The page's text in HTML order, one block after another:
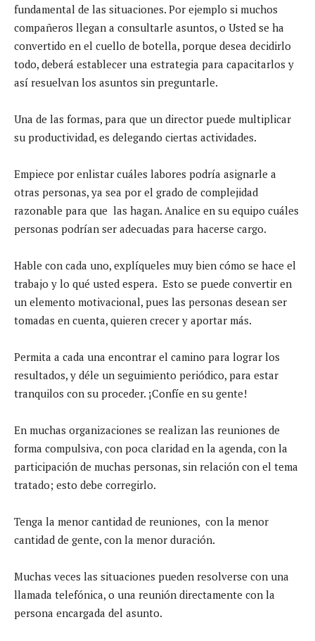
fundamental de las situaciones. Por ejemplo si muchos
compañeros llegan a consultarle asuntos, o Usted se ha
convertido en el cuello de botella, porque desea decidirlo
todo, deberá establecer una estrategia para capacitarlos y
así resuelvan los asuntos sin preguntarle.
Una de las formas, para que un director puede multiplicar
su productividad, es delegando ciertas actividades.
Empiece por enlistar cuáles labores podría asignarle a
otras personas, ya sea por el grado de complejidad
razonable para que las hagan. Analice en su equipo cuáles
personas podrían ser adecuadas para hacerse cargo.
Hable con cada uno, explíqueles muy bien cómo se hace el
trabajo y lo qué usted espera. Esto se puede convertir en
un elemento motivacional, pues las personas desean ser
tomadas en cuenta, quieren crecer y aportar más.
Permita a cada una encontrar el camino para lograr los
resultados, y déle un seguimiento periódico, para estar
tranquilos con su proceder. ¡Confíe en su gente!
En muchas organizaciones se realizan las reuniones de
forma compulsiva, con poca claridad en la agenda, con la
participación de muchas personas, sin relación con el tema
tratado; esto debe corregirlo.
Tenga la menor cantidad de reuniones, con la menor
cantidad de gente, con la menor duración.
Muchas veces las situaciones pueden resolverse con una
llamada telefónica, o una reunión directamente con la
persona encargada del asunto.